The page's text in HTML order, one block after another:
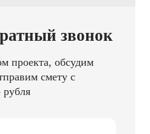
звонок
проекта, обсудим
смету с
рубля